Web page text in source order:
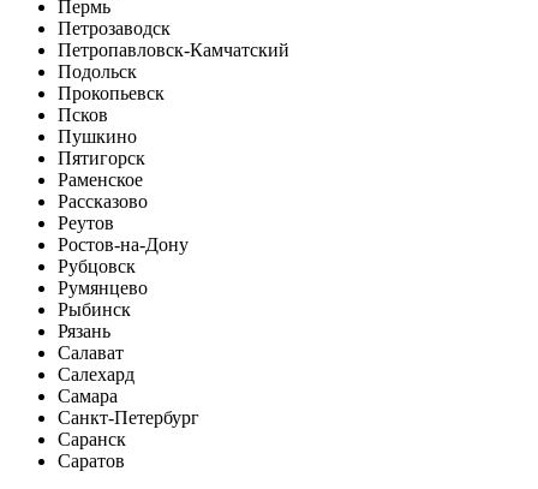
Пермь
Петрозаводск
Петропавловск-Камчатский
Подольск
Прокопьевск
Псков
Пушкино
Пятигорск
Раменское
Рассказово
Реутов
Ростов-на-Дону
Рубцовск
Румянцево
Рыбинск
Рязань
Салават
Салехард
Самара
Санкт-Петербург
Саранск
Саратов